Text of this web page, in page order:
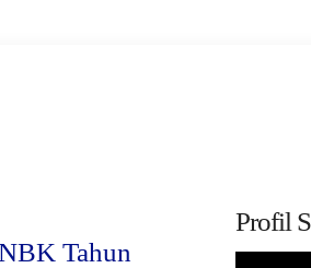
Tahun
Profil